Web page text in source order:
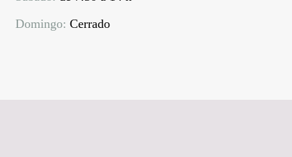
Domingo: Cerrado